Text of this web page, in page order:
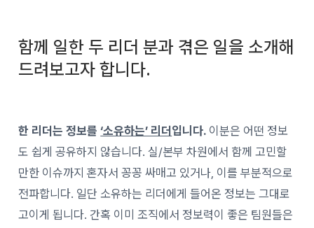
함께 일한 두 리더 분과 겪은 일을 소개해
드려보고자 합니다.
한 리더는 정보를‘소유하는’ 리더 입니다. 이분은 어떤 정보
도 쉽게 공유하지 않습니다. 실/본부 차원에서 함께 고민할
만한 이슈까지 혼자서 꽁꽁 싸매고 있거나, 이를 부분적으로
전파합니다. 일단 소유하는 리더에게 들어온 정보는 그대로
고이게 됩니다. 간혹 이미 조직에서 정보력이 좋은 팀원들은